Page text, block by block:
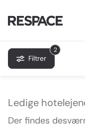
2
Filtrer
Ledige
Der findes